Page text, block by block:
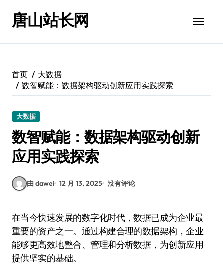
唐山站长网
首页
大数据
数智赋能：数据架构驱动创新应用实践探索
大数据
数智赋能：数据架构驱动创新
应用实践探索
由 dawei 12 月 13, 2025 没有评论
在当今快速发展的数字化时代，数据已成为企业最
重要的资产之一。通过构建合理的数据架构，企业
能够更高效地整合、管理和分析数据，为创新应用
提供坚实的基础。